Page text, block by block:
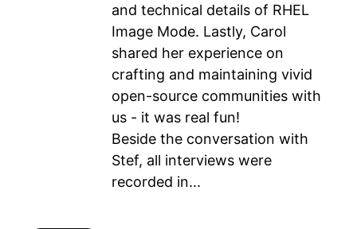
and technical details of RHEL
Image Mode. Lastly, Carol
shared her experience on
crafting and maintaining vivid
open-source communities with
us - it was real fun!
Beside the conversation with
Stef, all interviews were
recorded in...